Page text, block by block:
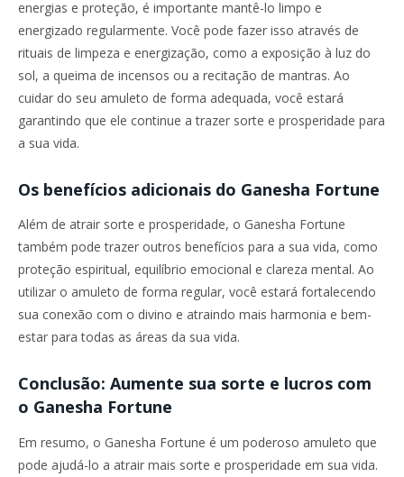
energias e proteção, é importante mantê-lo limpo e
energizado regularmente. Você pode fazer isso através de
rituais de limpeza e energização, como a exposição à luz do
sol, a queima de incensos ou a recitação de mantras. Ao
cuidar do seu amuleto de forma adequada, você estará
garantindo que ele continue a trazer sorte e prosperidade para
a sua vida.
Os benefícios adicionais do Ganesha Fortune
Além de atrair sorte e prosperidade, o Ganesha Fortune
também pode trazer outros benefícios para a sua vida, como
proteção espiritual, equilíbrio emocional e clareza mental. Ao
utilizar o amuleto de forma regular, você estará fortalecendo
sua conexão com o divino e atraindo mais harmonia e bem-
estar para todas as áreas da sua vida.
Conclusão: Aumente sua sorte e lucros com
o Ganesha Fortune
Em resumo, o Ganesha Fortune é um poderoso amuleto que
pode ajudá-lo a atrair mais sorte e prosperidade em sua vida.